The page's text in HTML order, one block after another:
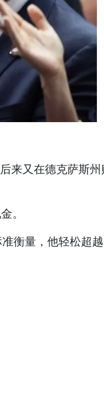
来又在德克萨斯州
。
衡量，他轻松超越